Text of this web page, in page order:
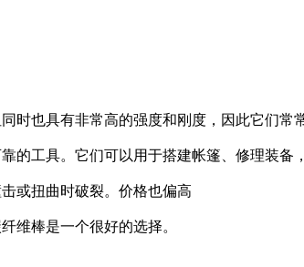
时也具有非常高的强度和刚度，因此它们常
的工具。它们可以用于搭建帐篷、修理装备
或扭曲时破裂。价格也偏高
维棒是一个很好的选择。